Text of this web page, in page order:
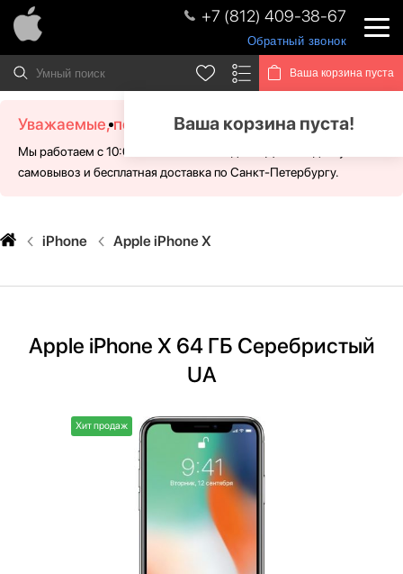
+7 (812) 409-38-67
Обратный звонок
Ваша корзина пуста
Ваша корзина пуста!
Уважаемые, посетители!
Мы работаем с 10:00 - 21:00 без выходных. Для Вас доступен
самовывоз и бесплатная доставка по Санкт-Петербургу.
iPhone Apple iPhone X
Apple iPhone X 64 ГБ Серебристый
UA
Хит продаж